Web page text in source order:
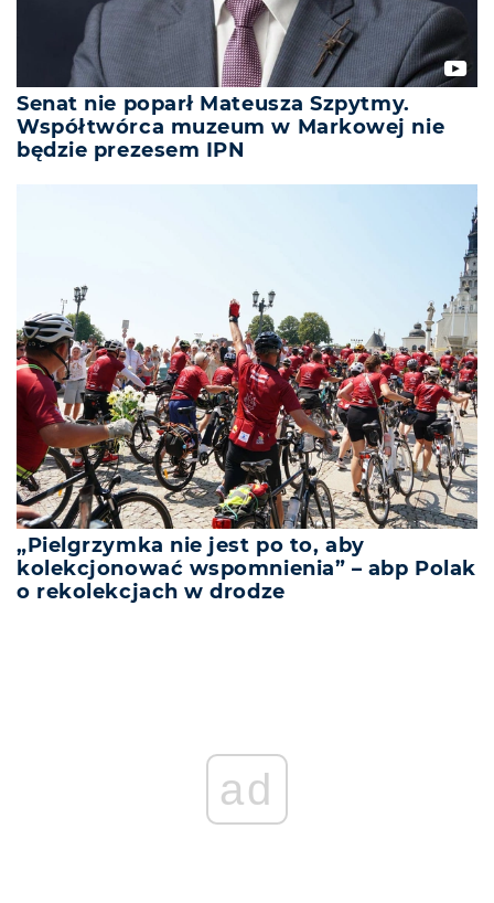
Senat nie poparł Mateusza Szpytmy.
Współtwórca muzeum w Markowej nie
będzie prezesem IPN
„Pielgrzymka nie jest po to, aby
kolekcjonować wspomnienia” – abp Polak
o rekolekcjach w drodze
ad